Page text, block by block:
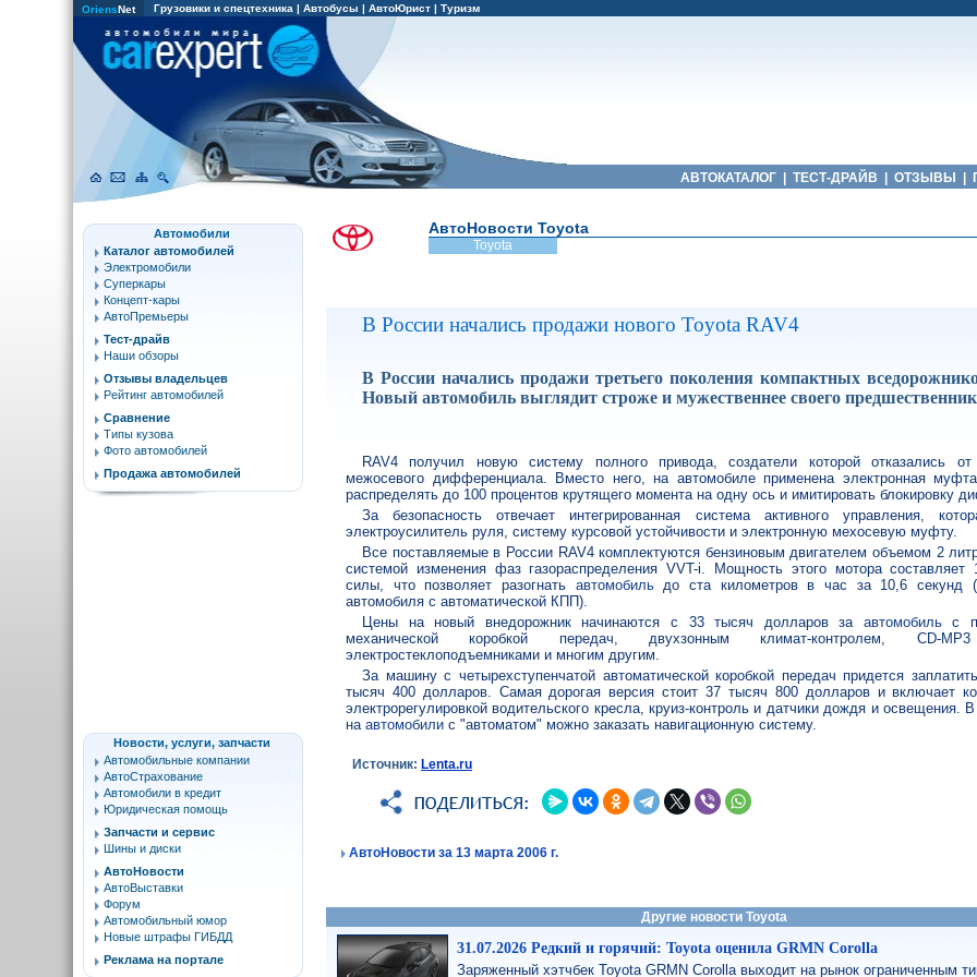
OriensNet Грузовики и спецтехника | Автобусы | АвтоЮрист | Туризм
АВТОКАТАЛОГ ТЕСТ-ДРАЙВ ОТЗЫВЫ
АвтоНовости Toyota
Toyota
В России начались продажи нового Toyota RAV4
В России начались продажи третьего поколения компактных
Новый автомобиль выглядит строже и мужественнее своего
RAV4 получил новую систему полного привода, создатели которой отказались от
межосевого дифференциала. Вместо него, на автомобиле применена электронная
распределять до 100 процентов крутящего момента на одну ось и имитировать блокировку
За безопасность отвечает интегрированная система активного управления,
электроусилитель руля, систему курсовой устойчивости и электронную мехосевую муфту.
Все поставляемые в России RAV4 комплектуются бензиновым двигателем объемом 2
системой изменения фаз газораспределения VVT-i. Мощность этого мотора
силы, что позволяет разогнать автомобильдо ста километров в час за 10,6 секунд
автомобиля с автоматической КПП).
Цены на новый внедорожник начинаются с 33 тысяч долларов за автомобильс
механической коробкой передач, двухзонным климат-контролем, CD-
электростеклоподъемниками и многим другим.
За машину с четырехступенчатой автоматической коробкой передач придется
тысяч 400 долларов. Самая дорогая версия стоит 37 тысяч 800 долларов и включает
электрорегулировкой водительского кресла, круиз-контроль и датчики дождя и освещения.
наавтомобили с "автоматом" можно заказать навигационную систему.
Источник:Lenta.ru
АвтоНовости за 13 марта 2006 г.
Другие новости Toyota
31.07.2026 Редкий и горячий: Toyota оценила GRMN Corolla
Заряженный хэтчбек Toyota GRMN Corolla выходит на рынок ограниченным
Автомобили
Каталог автомобилей
Электромобили
Суперкары
Концепт-кары
АвтоПремьеры
Тест-драйв
Наши обзоры
Отзывы владельцев
Рейтинг автомобилей
Сравнение
Типы кузова
Фото автомобилей
Продажа автомобилей
Новости, услуги, запчасти
Автомобильные компании
АвтоСтрахование
Автомобили в кредит
Юридическая помощь
Запчасти и сервис
Шины и диски
АвтоНовости
АвтоВыставки
Форум
Автомобильный юмор
Новые штрафы ГИБДД
Реклама на портале